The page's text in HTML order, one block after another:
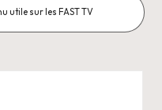
utile sur les FAST TV